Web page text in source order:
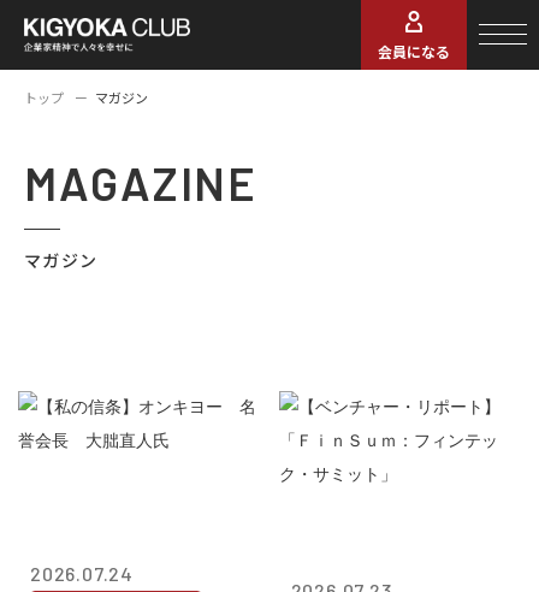
会員になる
トップ マガジン
MAGAZINE
マガジン
2026.07.24